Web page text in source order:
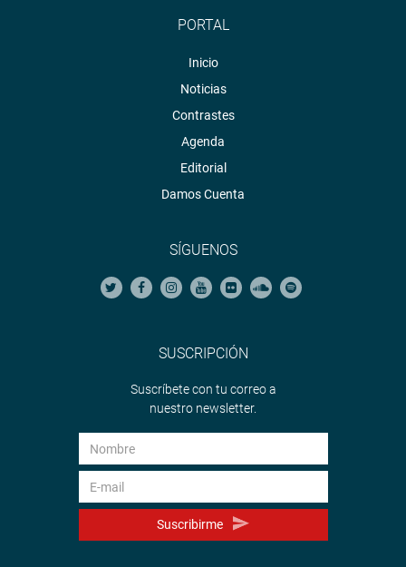
PORTAL
Inicio
Noticias
Contrastes
Agenda
Editorial
Damos Cuenta
SÍGUENOS
SUSCRIPCIÓN
Suscríbete con tu correo a
nuestro newsletter.
Suscribirme